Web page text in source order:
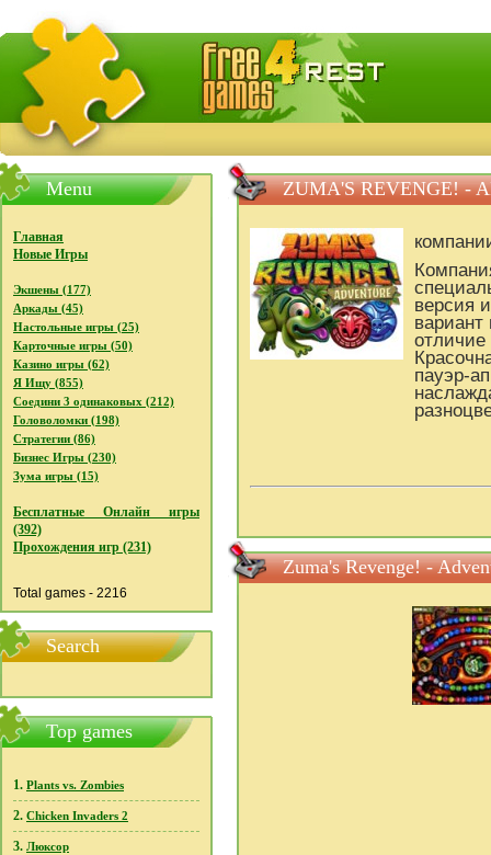
FreeGames4Rrest - Бесплатно скачать игры,
Menu
Главная
Новые Игры
Экшены (177)
Аркады (45)
Настольные игры (25)
Карточные игры (50)
Казино игры (62)
Я Ищу (855)
Соедини 3 одинаковых (212)
Головоломки (198)
Стратегии (86)
Бизнес Игры (230)
Зума игры (15)
Бесплатные Онлайн игры
(392)
Прохождения игр (231)
Total games - 2216
Search
Top games
1. Plants vs. Zombies
2. Chicken Invaders 2
3. Люксор
ZUMA'S REVENGE! -
версия
отличие
пауэр-
Zuma's Revenge! -